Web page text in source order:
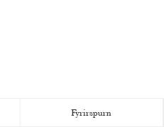
Fyrirspurn